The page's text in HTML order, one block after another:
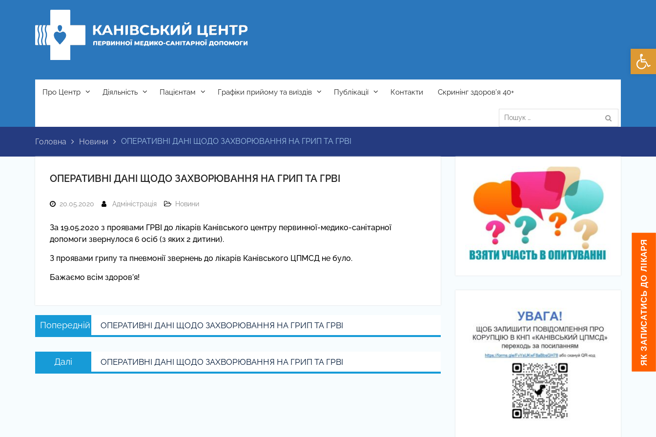
Про Центр Діяльність Пацієнтам Графіки прийому та виїздів Публікації Контакти Скринінг здоров’я 40+
Пошук:
Головна Новини ОПЕРАТИВНІ ДАНІ ЩОДО ЗАХВОРЮВАННЯ НА ГРИП ТА ГРВІ
ОПЕРАТИВНІ ДАНІ ЩОДО ЗАХВОРЮВАННЯ НА ГРИП ТА ГРВІ
20.05.2020 Адміністрація Новини
За 19.05.2020 з проявами ГРВІ до лікарів Канівського центру первинної-медико-санітарної
допомоги звернулося 6 осіб (з яких 2 дитини).
З проявами грипу та пневмонії звернень до лікарів Канівського ЦПМСД не було.
Бажаємо всім здоров’я!
Навігація
записів
Попередній
запис:
ОПЕРАТИВНІ ДАНІ ЩОДО ЗАХВОРЮВАННЯ НА ГРИП ТА ГРВІ
Далі
запис:
ОПЕРАТИВНІ ДАНІ ЩОДО ЗАХВОРЮВАННЯ НА ГРИП ТА ГРВІ ЯК ЗАПИСАТИСЬ ДО ЛІКАРЯ